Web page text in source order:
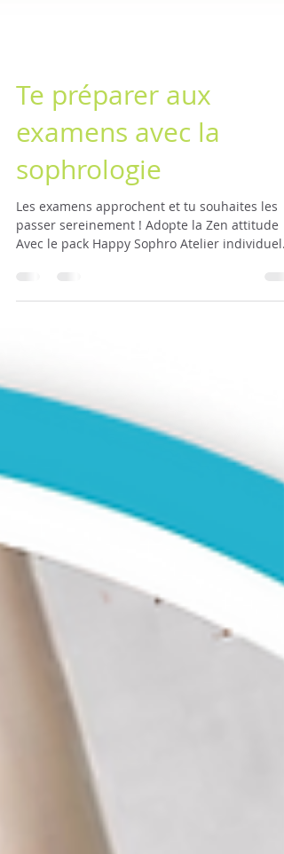
Te préparer aux
examens avec la
sophrologie
Les examens approchent et tu souhaites les
passer sereinement ! Adopte la Zen attitude